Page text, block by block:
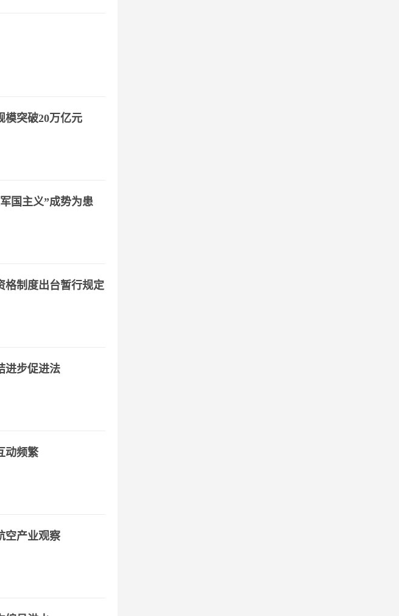
模突破20万亿元
国主义”成势为患
格制度出台暂行规定
进步促进法
动频繁
产业观察